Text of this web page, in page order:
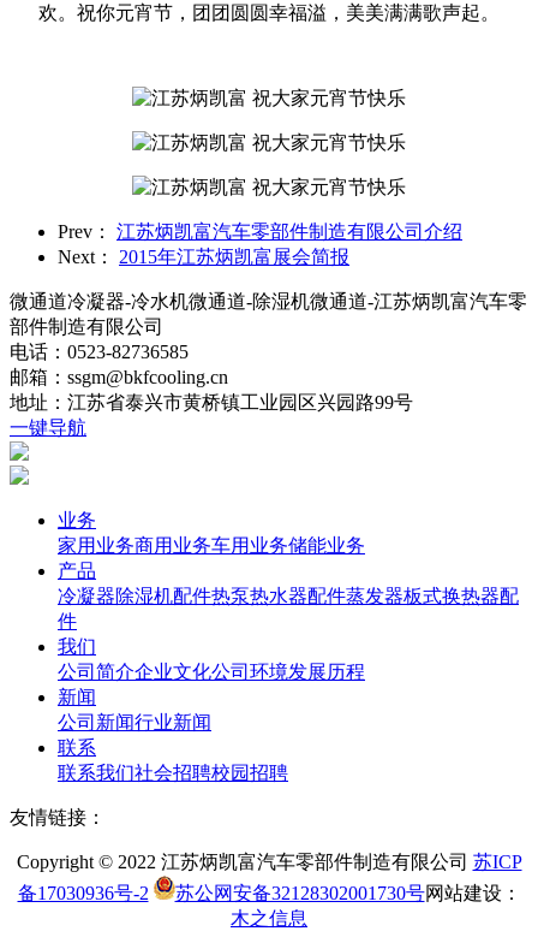
欢。祝你元宵节，团团圆圆幸福溢，美美满满歌声起。
Prev：
江苏炳凯富汽车零部件制造有限公司介绍
Next：
2015年江苏炳凯富展会简报
微通道冷凝器-冷水机微通道-除湿机微通道-江苏炳凯富汽车零
部件制造有限公司
电话：0523-82736585
邮箱：ssgm@bkfcooling.cn
地址：江苏省泰兴市黄桥镇工业园区兴园路99号
一键导航
业务
家用业务商用业务车用业务储能业务
产品
冷凝器除湿机配件热泵热水器配件蒸发器板式换热器配
件
我们
公司简介企业文化公司环境发展历程
新闻
公司新闻行业新闻
联系
联系我们社会招聘校园招聘
友情链接：
Copyright © 2022 江苏炳凯富汽车零部件制造有限公司 苏ICP
备17030936号-2
苏公网安备32128302001730号网站建设：
木之信息